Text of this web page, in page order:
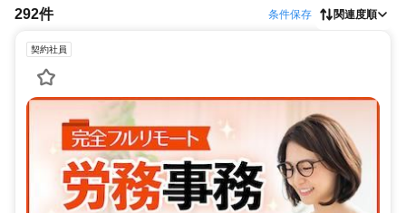
292件 条件保存 関連度順
契約社員